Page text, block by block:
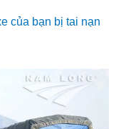
của bạn bị tai nạn